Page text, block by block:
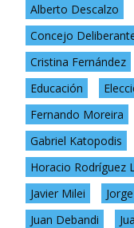
Alberto Descalzo
Concejo
Cristina Fernández
Educación
Fernando Moreira
Gabriel Katopodis
Horacio Rodríguez
Javier Milei
Juan Debandi